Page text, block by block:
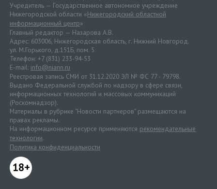
Учредитель — Государственное автономное учреждение
Нижегородской области «Нижегородский областной
информационный центр»
Главный редактор — Назарова А.В.
Адрес: 603006, Нижегородская область, г. Нижний Новгород.
ул. М.Горького, д.151Б, пом. 5
Телефон: +7 (831) 233-94-53
E-mail: info@niann.ru
Реестровая запись СМИ от 31.12.2020 ЭЛ № ФС 77 - 79798.
Выдано Федеральной службой по надзору в сфере связи,
информационных технологий и массовых коммуникаций
(Роскомнадзор).
Материалы в рубрике "Новости партнеров" размещаются на
правах рекламы.
На информационном ресурсе применяются рекомендательные
технологии.
Политика конфиденциальности
18+